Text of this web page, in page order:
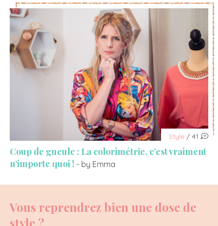
Style / 41
Coup de gueule : La colorimétrie, c’est vraiment
n’importe quoi ! - by Emma
Vous reprendrez bien une dose de
style ?